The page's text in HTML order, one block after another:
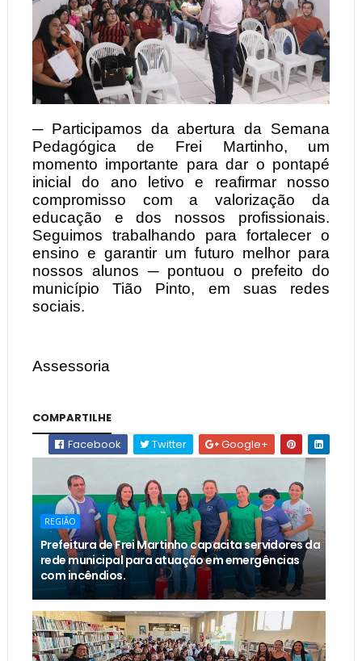
─ Participamos da abertura da Semana
Pedagógica de Frei Martinho, um
momento importante para dar o pontapé
inicial do ano letivo e reafirmar nosso
compromisso com a valorização da
educação e dos nossos profissionais.
Seguimos trabalhando para fortalecer o
ensino e garantir um futuro melhor para
nossos alunos ─ pontuou o prefeito do
município Tião Pinto, em suas redes
sociais.
Assessoria
COMPARTILHE
Facebook
Twitter Google+
REGIÃO
Prefeitura de Frei Martinho capacita servidores da
rede municipal para atuação em emergências
com incêndios.